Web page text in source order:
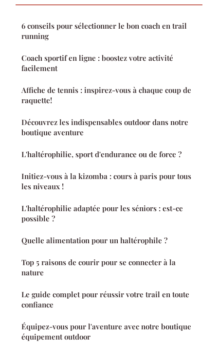
6 conseils pour sélectionner le bon coach en trail
running
Coach sportif en ligne : boostez votre activité
facilement
Affiche de tennis : inspirez-vous à chaque coup de
raquette!
Découvrez les indispensables outdoor dans notre
boutique aventure
L'haltérophilie, sport d'endurance ou de force ?
Initiez-vous à la kizomba : cours à paris pour tous
les niveaux !
L'haltérophilie adaptée pour les séniors : est-ce
possible ?
Quelle alimentation pour un haltérophile ?
Top 5 raisons de courir pour se connecter à la
nature
Le guide complet pour réussir votre trail en toute
confiance
Équipez-vous pour l'aventure avec notre boutique
équipement outdoor